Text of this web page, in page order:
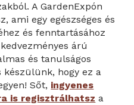
A GardenExpón
ami egy egészséges és
és fenntartásához
árú
és tanulságos
hogy ez a
Sőt, ingyenes
is regisztrálhatsz a